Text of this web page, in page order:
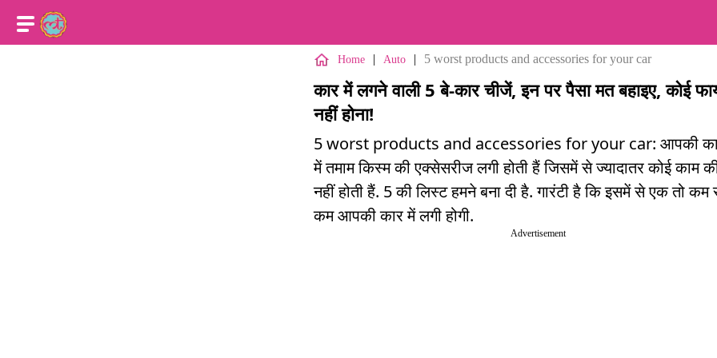
Home | Auto | 5 worst products and accessories for your car
कार में लगने वाली 5 बे-कार चीजें, इन पर पैसा मत बहाइए, कोई
नहीं होना!
5 worst products and accessories for your car: आपकी
में तमाम किस्म की एक्सेसरीज लगी होती हैं जिसमें से ज्यादातर कोई काम
नहीं होती हैं. 5 की लिस्ट हमने बना दी है. गारंटी है कि इसमें से एक तो कम
कम आपकी कार में लगी होगी.
Advertisement